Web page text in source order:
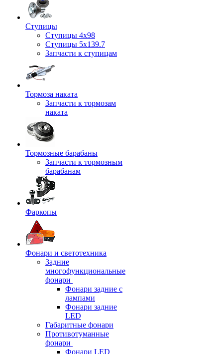
Ступицы
Ступицы 4x98
Ступицы 5x139.7
Запчасти к ступицам
Тормоза наката
Запчасти к тормозам
наката
Тормозные барабаны
Запчасти к тормозным
барабанам
Фаркопы
Фонари и светотехника
Задние
многофункциональные
фонари
Фонари задние с
лампами
Фонари задние
LED
Габаритные фонари
Противотуманные
фонари
Фонари LED